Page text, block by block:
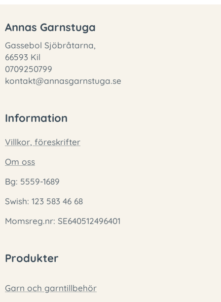
Annas Garnstuga
Gassebol Sjöbråtarna,
66593 Kil
0709250799
kontakt@annasgarnstuga.se
Information
Villkor, föreskrifter
Om oss
Bg: 5559-1689
Swish: 123 583 46 68
Momsreg.nr: SE640512496401
Produkter
Garn och garntillbehör